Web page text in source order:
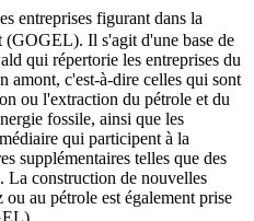
entreprises figurant dans la
Il s'agit d'une base de
qui répertorie les entreprises du
amont, c'est-à-dire celles qui sont
ou l'extraction du pétrole et du
fossile, ainsi que les
qui participent à la
supplémentaires telles que des
La construction de nouvelles
ou au pétrole est également prise